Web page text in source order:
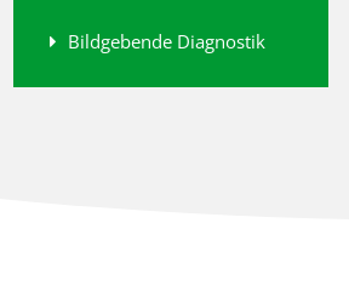
Bildgebende Diagnostik